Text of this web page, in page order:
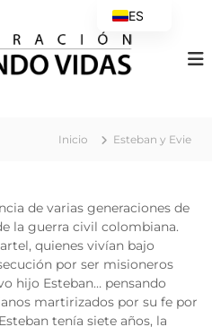
o
r
r
i
r
Inicio Esteban y Evie
de varias generaciones de
la guerra civil colombiana.
quienes vivían bajo
por ser misioneros
hijo Esteban… pensando
martirizados por su fe por
tenía siete años, la
ES
EN